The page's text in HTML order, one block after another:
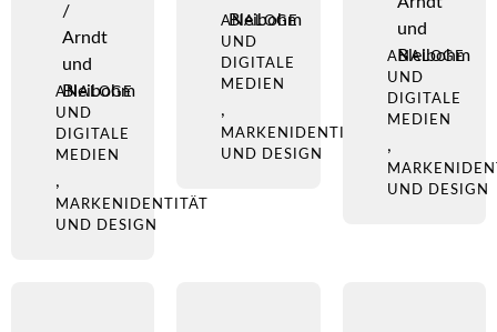
/
Arndt
und
Bleibohm
ANALOGE
UND
DIGITALE
MEDIEN
,
MARKENIDENTITÄT
UND DESIGN
Bleibohm
ANALOGE
UND
DIGITALE
MEDIEN
,
MARKENIDENTITÄT
UND DESIGN
und
Bleibohm
ANALOGE
UND
DIGITALE
MEDIEN
,
UND DESIGN